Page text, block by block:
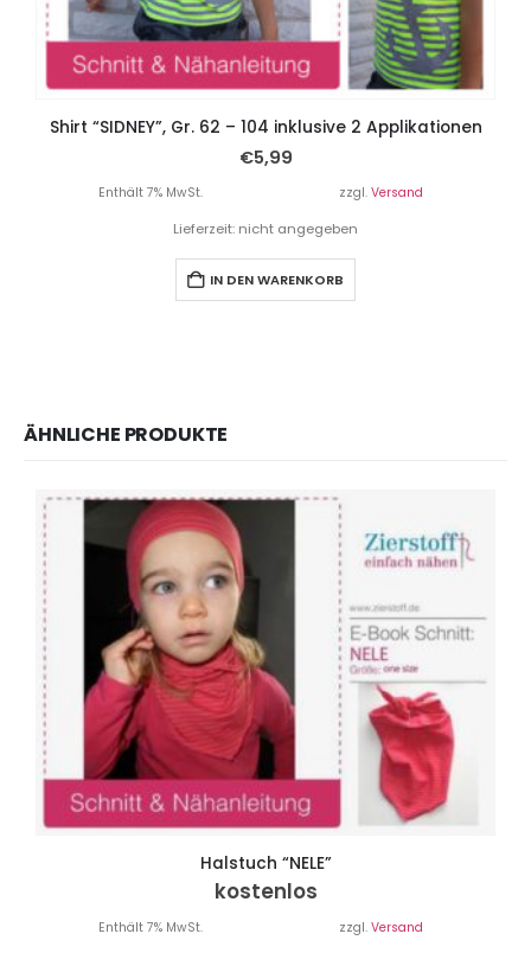
Shirt “SIDNEY”, Gr. 62 – 104 inklusive 2 Applikationen
€5,99
Enthält 7% MwSt. zzgl. Versand
Lieferzeit: nicht angegeben
IN DEN WARENKORB
ÄHNLICHE PRODUKTE
Halstuch “NELE”
kostenlos
Enthält 7% MwSt. zzgl. Versand